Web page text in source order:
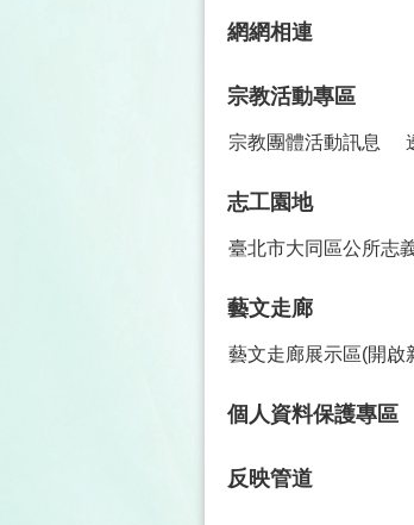
網網相連
宗教活動專區
宗教團體活動訊息
志工園地
臺北市大同區公所志
藝文走廊
藝文走廊展示區(開啟
個人資料保護專區
反映管道